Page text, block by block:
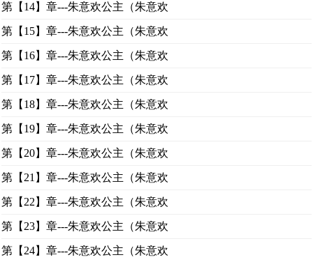
第【14】章---朱意欢公主（朱意欢
第【15】章---朱意欢公主（朱意欢
第【16】章---朱意欢公主（朱意欢
第【17】章---朱意欢公主（朱意欢
第【18】章---朱意欢公主（朱意欢
第【19】章---朱意欢公主（朱意欢
第【20】章---朱意欢公主（朱意欢
第【21】章---朱意欢公主（朱意欢
第【22】章---朱意欢公主（朱意欢
第【23】章---朱意欢公主（朱意欢
第【24】章---朱意欢公主（朱意欢